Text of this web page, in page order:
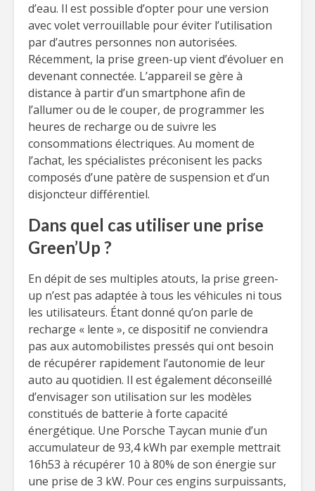
d’eau. Il est possible d’opter pour une version
avec volet verrouillable pour éviter l’utilisation
par d’autres personnes non autorisées.
Récemment, la prise green-up vient d’évoluer en
devenant connectée. L’appareil se gère à
distance à partir d’un smartphone afin de
l’allumer ou de le couper, de programmer les
heures de recharge ou de suivre les
consommations électriques. Au moment de
l’achat, les spécialistes préconisent les packs
composés d’une patère de suspension et d’un
disjoncteur différentiel.
Dans quel cas utiliser une prise
Green’Up ?
En dépit de ses multiples atouts, la prise green-
up n’est pas adaptée à tous les véhicules ni tous
les utilisateurs. Étant donné qu’on parle de
recharge « lente », ce dispositif ne conviendra
pas aux automobilistes pressés qui ont besoin
de récupérer rapidement l’autonomie de leur
auto au quotidien. Il est également déconseillé
d’envisager son utilisation sur les modèles
constitués de batterie à forte capacité
énergétique. Une Porsche Taycan munie d’un
accumulateur de 93,4 kWh par exemple mettrait
16h53 à récupérer 10 à 80% de son énergie sur
une prise de 3 kW. Pour ces engins surpuissants,